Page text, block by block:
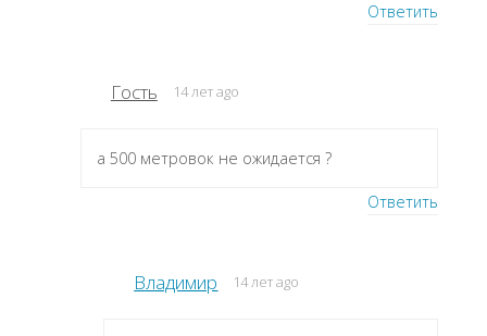
Ответить
Гость 14 лет ago
а 500 метровок не ожидается ?
Ответить
Владимир 14 лет ago